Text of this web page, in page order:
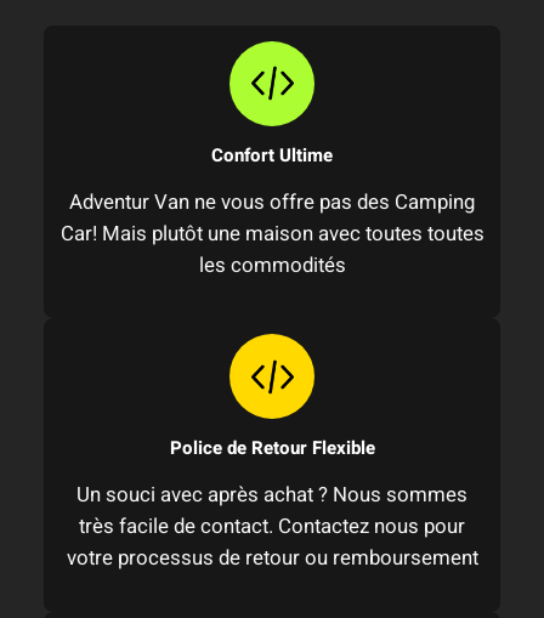
Confort Ultime
Adventur Van ne vous offre pas des Camping
Car! Mais plutôt une maison avec toutes toutes
les commodités
Police de Retour Flexible
Un souci avec après achat ? Nous sommes
très facile de contact. Contactez nous pour
votre processus de retour ou remboursement